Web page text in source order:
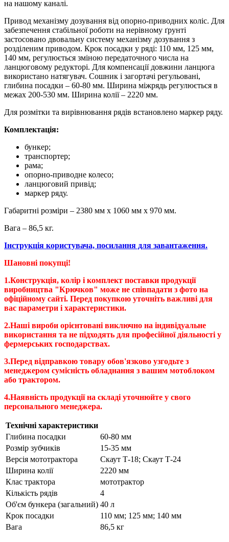
на нашому каналі.
Привод механізму дозування від опорно-приводних коліс. Для
забезпечення стабільної роботи на нерівному ґрунті
застосовано двовальну систему механізму дозування з
розділеним приводом. Крок посадки у ряді: 110 мм, 125 мм,
140 мм, регулюється зміною передаточного числа на
ланцюговому редукторі. Для компенсації довжини ланцюга
використано натягувач. Сошник і загортачі регульовані,
глибина посадки – 60-80 мм. Ширина міжрядь регулюється в
межах 200-530 мм. Ширина колії – 2220 мм.
Для розмітки та вирівнювання рядів встановлено маркер ряду.
Комплектація:
бункер;
транспортер;
рама;
опорно-приводне колесо;
ланцюговий привід;
маркер ряду.
Габаритні розміри – 2380 мм х 1060 мм х 970 мм.
Вага – 86,5 кг.
Інструкція користувача, посилання для завантаження.
Шановні покупці!
1.Конструкція, колір і комплект поставки продукції
виробництва "Крючков" може не співпадати з фото на
офіційному сайті. Перед покупкою уточніть важливі для
вас параметри і характеристики.
2.Наші вироби орієнтовані виключно на індивідуальне
використання та не підходять для професійної діяльності у
фермерських господарствах.
3.Перед відправкою товару обов'язково узгодьте з
менеджером сумісність обладнання з вашим мотоблоком
або трактором.
4.Наявність продукції на складі уточнюйте у свого
персонального менеджера.
Технічні характеристики
Глибина посадки
60-80 мм
Розмір зубчиків
15-35 мм
Версія мототрактора
Скаут Т-18; Скаут Т-24
Ширина колії
2220 мм
Клас трактора
мототрактор
Кількість рядів
4
Об'єм бункера (загальний) 40 л
Крок посадки
110 мм; 125 мм; 140 мм
Вага
86,5 кг